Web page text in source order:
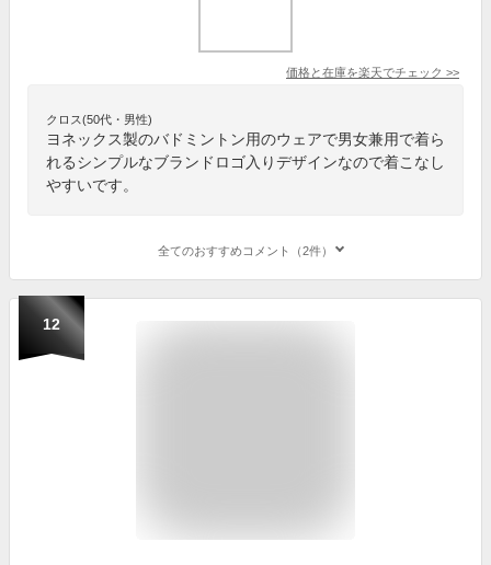
価格と在庫を楽天でチェック >>
クロス(50代・男性)
ヨネックス製のバドミントン用のウェアで男女兼用で着ら
れるシンプルなブランドロゴ入りデザインなので着こなし
やすいです。
全てのおすすめコメント（2件）
12